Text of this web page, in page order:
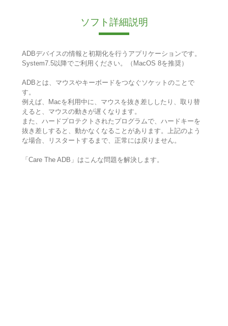
ソフト詳細説明
ADBデバイスの情報と初期化を行うアプリケーションです。
System7.5以降でご利用ください。（MacOS 8を推奨）
ADBとは、マウスやキーボードをつなぐソケットのことで
す。
例えば、Macを利用中に、マウスを抜き差ししたり、取り替
えると、マウスの動きが遅くなります。
また、ハードプロテクトされたプログラムで、ハードキーを
抜き差しすると、動かなくなることがあります。上記のよう
な場合、リスタートするまで、正常には戻りません。
「Care The ADB」はこんな問題を解決します。